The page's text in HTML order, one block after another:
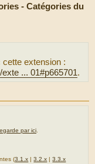
- Catégories du
cette extension :
... 01#p665701.
par ici
(3.1.x |3.2.x |3.3.x